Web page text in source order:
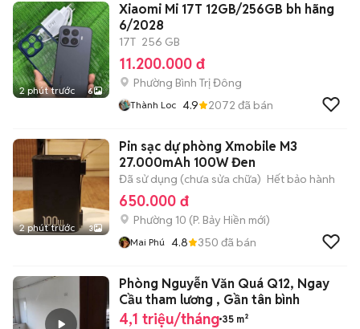
2 phút trước 6
Xiaomi Mi 17T 12GB/256GB bh hãng
6/2028
17T 256 GB
11.200.000 đ
Phường Bình Trị Đông
Thành Loc 4.9 2072 đã bán
2 phút trước 3
Pin sạc dự phòng Xmobile M3
27.000mAh 100W Đen
Đã sử dụng (chưa sửa chữa) Hết bảo hành
650.000 đ
Phường 10 (P. Bảy Hiền mới)
Mai Phú 4.8 350 đã bán
Phòng Nguyễn Văn Quá Q12, Ngay
Cầu tham lương , Gần tân bình
4,1 triệu/tháng 35 m²